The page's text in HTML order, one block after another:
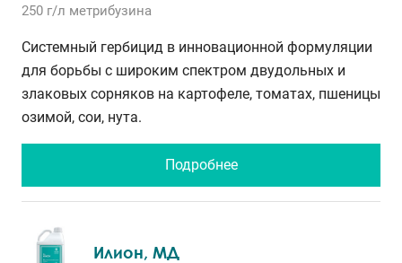
250 г/л метрибузина
Системный гербицид в инновационной формуляции
для борьбы с широким спектром двудольных и
злаковых сорняков на картофеле, томатах, пшеницы
озимой, сои, нута.
Подробнее
Илион, МД